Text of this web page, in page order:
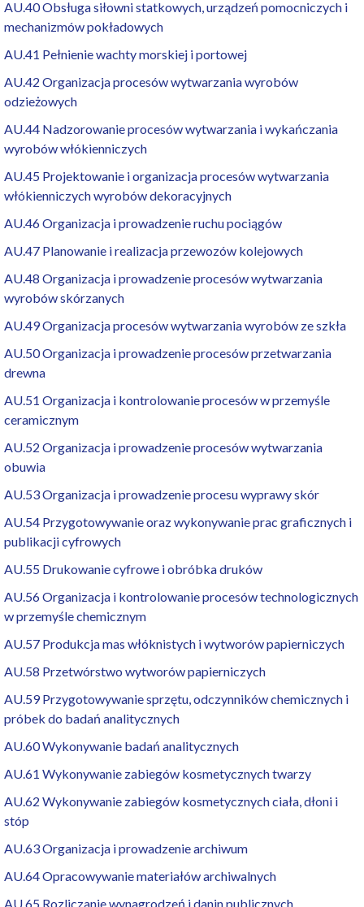
AU.40 Obsługa siłowni statkowych, urządzeń pomocniczych i
mechanizmów pokładowych
AU.41 Pełnienie wachty morskiej i portowej
AU.42 Organizacja procesów wytwarzania wyrobów
odzieżowych
AU.44 Nadzorowanie procesów wytwarzania i wykańczania
wyrobów włókienniczych
AU.45 Projektowanie i organizacja procesów wytwarzania
włókienniczych wyrobów dekoracyjnych
AU.46 Organizacja i prowadzenie ruchu pociągów
AU.47 Planowanie i realizacja przewozów kolejowych
AU.48 Organizacja i prowadzenie procesów wytwarzania
wyrobów skórzanych
AU.49 Organizacja procesów wytwarzania wyrobów ze szkła
AU.50 Organizacja i prowadzenie procesów przetwarzania
drewna
AU.51 Organizacja i kontrolowanie procesów w przemyśle
ceramicznym
AU.52 Organizacja i prowadzenie procesów wytwarzania
obuwia
AU.53 Organizacja i prowadzenie procesu wyprawy skór
AU.54 Przygotowywanie oraz wykonywanie prac graficznych i
publikacji cyfrowych
AU.55 Drukowanie cyfrowe i obróbka druków
AU.56 Organizacja i kontrolowanie procesów technologicznych
w przemyśle chemicznym
AU.57 Produkcja mas włóknistych i wytworów papierniczych
AU.58 Przetwórstwo wytworów papierniczych
AU.59 Przygotowywanie sprzętu, odczynników chemicznych i
próbek do badań analitycznych
AU.60 Wykonywanie badań analitycznych
AU.61 Wykonywanie zabiegów kosmetycznych twarzy
AU.62 Wykonywanie zabiegów kosmetycznych ciała, dłoni i
stóp
AU.63 Organizacja i prowadzenie archiwum
AU.64 Opracowywanie materiałów archiwalnych
AU.65 Rozliczanie wynagrodzeń i danin publicznych